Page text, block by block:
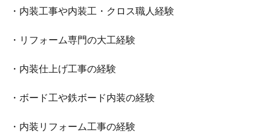
・内装工事や内装工・クロス職人経験
・リフォーム専門の大工経験
・内装仕上げ工事の経験
・ボード工や鉄ボード内装の経験
・内装リフォーム工事の経験